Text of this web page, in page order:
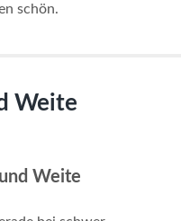
schön.
Weite
Weite